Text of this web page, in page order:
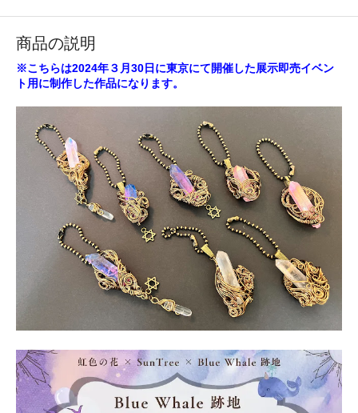
商品の説明
※こちらは2024年３月30日に東京にて開催した展示即売イベン
ト用に制作した作品になります。